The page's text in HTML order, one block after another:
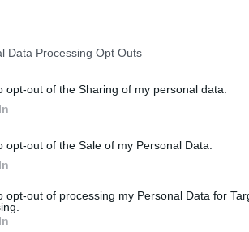
Data Processing Opt Outs
opt-out of the Sharing of my personal data.
opt-out of the Sale of my Personal Data.
opt-out of processing my Personal Data for
2024?
2026?
de 2026?
2025?
2025?
de 2025?